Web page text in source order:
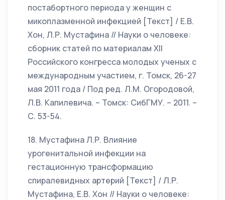
постабортного периода у женщин с
микоплазменной инфекцией [Текст] / Е.В.
Хон, Л.Р. Мустафина // Науки о человеке:
сборник статей по материалам ХII
Российского конгресса молодых ученых с
международным участием, г. Томск, 26-27
мая 2011 года / Под ред. Л.М. Огородовой,
Л.В. Капилевича. – Томск: СибГМУ. – 2011. –
С. 53-54.
18. Мустафина Л.Р. Влияние
урогенитальной инфекции на
гестационную трансформацию
спиралевидных артерий [Текст] / Л.Р.
Мустафина, Е.В. Хон // Науки о человеке: